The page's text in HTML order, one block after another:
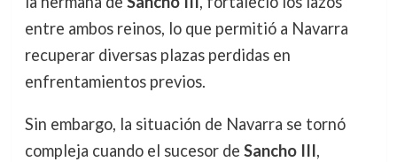
entre ambos reinos, lo que permitió a Navarra
recuperar diversas plazas perdidas en
enfrentamientos previos.
Sin embargo, la situación de Navarra se tornó
compleja cuando el sucesor de Sancho III,